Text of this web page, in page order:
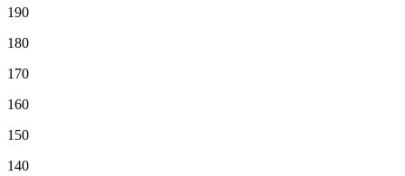
190
180
170
160
150
140